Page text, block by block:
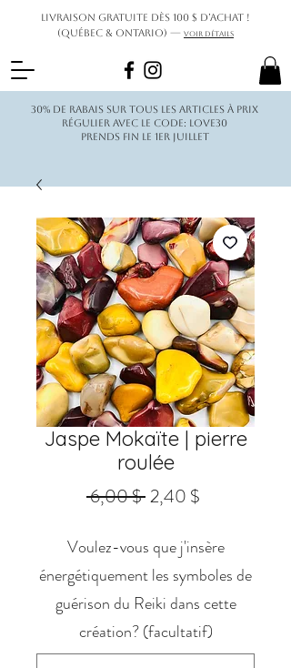
Livraison gratuite dès 100 $ d’achat !
(Québec & Ontario) — Voir détails
30% de rabais sur tous les articles à prix
régulier avec le code: love30
Prends fin le 1er juillet
Jaspe Mokaïte | pierre
roulée
6,00 $ Prix
2,40 $
Voulez-vous que j'insère
énergétiquement les symboles de
guérison du Reiki dans cette
création? (facultatif)